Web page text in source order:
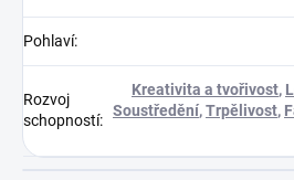
Pohlaví:
Rozvoj
schopností:
Kreativita a tvořivost,
Soustředění,Trpělivost,